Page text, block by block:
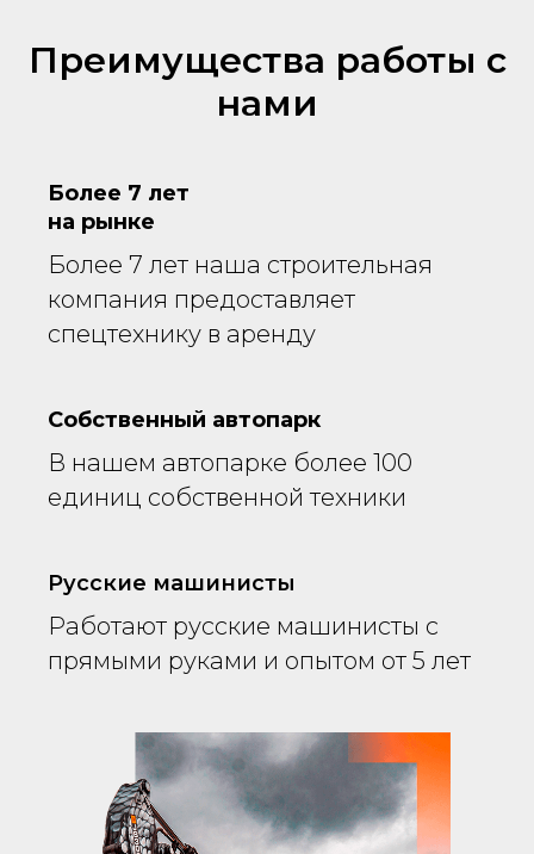
Преимущества работы с
нами
Более 7 лет
на рынке
Более 7 лет наша строительная
компания предоставляет
спецтехнику в аренду
Собственный автопарк
В нашем автопарке более 100
единиц собственной техники
Русские машинисты
Работают русские машинисты с
прямыми руками и опытом от 5 лет